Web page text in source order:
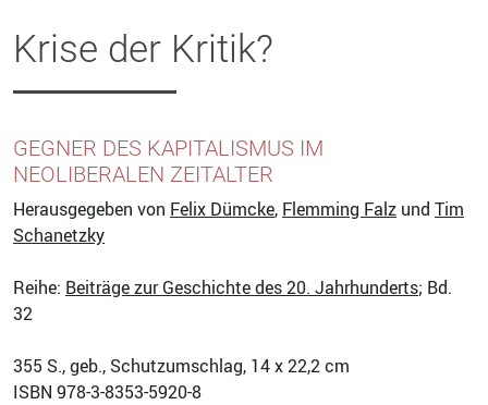
Krise der Kritik?
GEGNER DES KAPITALISMUS IM
NEOLIBERALEN ZEITALTER
Herausgegeben von Felix Dümcke, Flemming Falz und Tim
Schanetzky
Reihe: Beiträge zur Geschichte des 20. Jahrhunderts; Bd.
32
355 S., geb., Schutzumschlag, 14 x 22,2 cm
ISBN 978-3-8353-5920-8